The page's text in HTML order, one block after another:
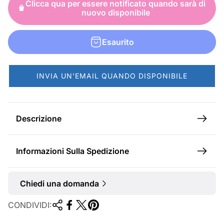
z
o
n
o
r
m
Clicca qua per essere notificato quando sarà di
nuovo disponibile
Esaurito
INVIA UN'EMAIL QUANDO DISPONIBILE
Descrizione
Informazioni Sulla Spedizione
Chiedi una domanda
CONDIVIDI: